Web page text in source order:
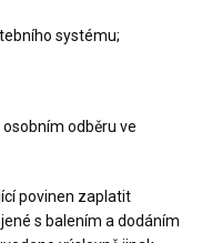
systému;
odběru ve
povinen zaplatit
s balením a dodáním